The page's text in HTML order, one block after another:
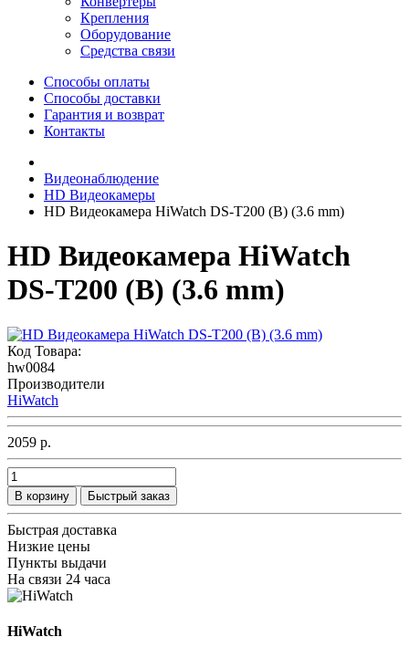
Крепления
Оборудование
Средства связи
Способы оплаты
Способы доставки
Гарантия и возврат
Контакты
Видеонаблюдение
HD Видеокамеры
HD Видеокамера HiWatch DS-T200 (B) (3.6 mm)
HD Видеокамера HiWatch
DS-T200 (B) (3.6 mm)
Код Товара:
hw0084
Производители
HiWatch
2059 р.
В корзину Быстрый заказ
Быстрая доставка
Низкие цены
Пункты выдачи
На связи 24 часа
HiWatch